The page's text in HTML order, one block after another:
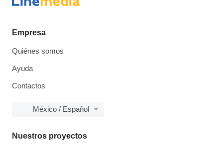
Empresa
Quiénes somos
Ayuda
Contactos
México / Español
Nuestros proyectos